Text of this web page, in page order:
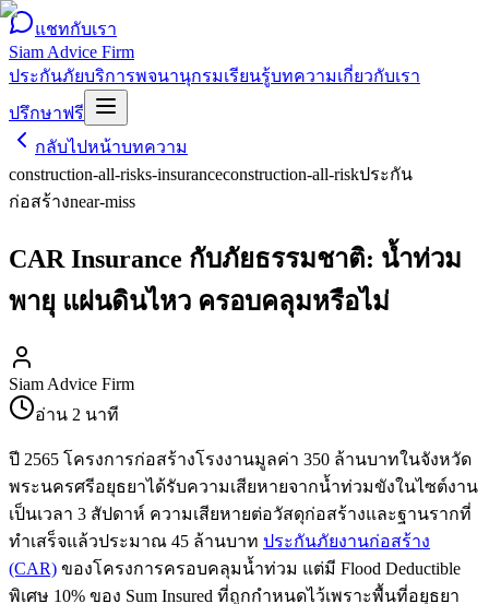
แชทกับเรา
Siam Advice Firm
ประกันภัยบริการพจนานุกรมเรียนรู้บทความเกี่ยวกับเรา
ปรึกษาฟรี
กลับไปหน้าบทความ
construction-all-risks-insuranceconstruction-all-riskประกัน
ก่อสร้างnear-miss
CAR Insurance กับภัยธรรมชาติ: น้ำท่วม
พายุ แผ่นดินไหว ครอบคลุมหรือไม่
Siam Advice Firm
อ่าน 2 นาที
ปี 2565 โครงการก่อสร้างโรงงานมูลค่า 350 ล้านบาทในจังหวัด
พระนครศรีอยุธยาได้รับความเสียหายจากน้ำท่วมขังในไซต์งาน
เป็นเวลา 3 สัปดาห์ ความเสียหายต่อวัสดุก่อสร้างและฐานรากที่
ทำเสร็จแล้วประมาณ 45 ล้านบาท ประกันภัยงานก่อสร้าง
(CAR) ของโครงการครอบคลุมน้ำท่วม แต่มี Flood Deductible
พิเศษ 10% ของ Sum Insured ที่ถูกกำหนดไว้เพราะพื้นที่อยุธยา